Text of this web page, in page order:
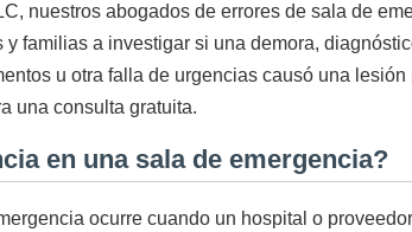
nuestros abogados de errores de sala de
familias a investigar si una demora,
u otra falla de urgencias causó una lesión
una consulta gratuita.
en una sala de emergencia?
ocurre cuando un hospital o